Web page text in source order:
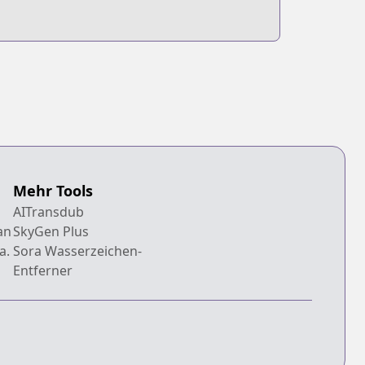
Mehr Tools
AITransdub
SkyGen Plus
Sora Wasserzeichen-
Entferner